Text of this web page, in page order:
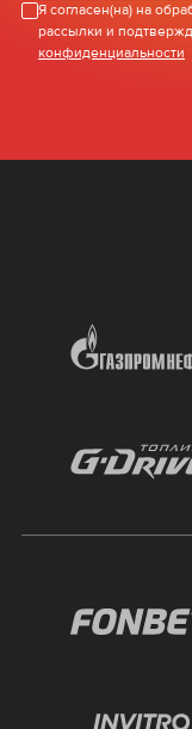
Я согласен(на) на
рассылки и
конфиденциальности